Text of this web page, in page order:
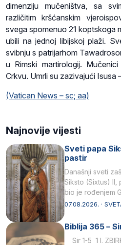
dimenziju mučeništva, sa
različitim kršćanskim
svega spomenuo 21 koptskoga
ubili na jednoj libijskoj plaži.
svibnju s patrijarhom
u Rimski martirologij.
Crkvu. Umrli su zazivajući Isusa
(Vatican News – sc; aa)
Najnovije vijesti
Sveti papa
pastir
Današnji sveti
Siksto (Sixtus) II,
bio je rođenjem
afričkim…
07.08.2026. ·
Biblija 365 –
Sir 1-5 1 I.